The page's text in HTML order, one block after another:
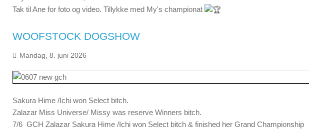
Tak til Ane for foto og video. Tillykke med My's championat
WOOFSTOCK DOGSHOW
Mandag, 8. juni 2026
Sakura Hime /Ichi won Select bitch.
Zalazar Miss Universe/ Missy was reserve Winners bitch.
7/6 GCH Zalazar Sakura Hime /Ichi won Select bitch & finished her Grand Championship